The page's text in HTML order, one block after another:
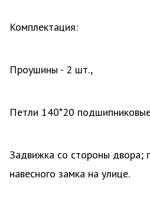
Комплектация:
Проушины - 2 шт.,
Петли 140*20
Задвижка со стороны двора;
навесного замка на улице.